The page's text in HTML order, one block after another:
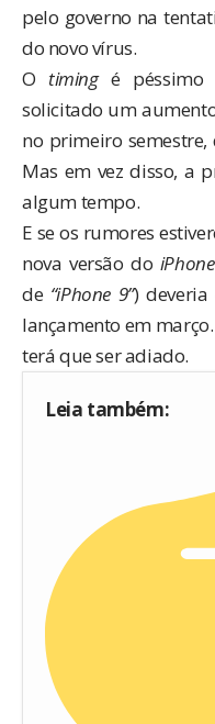
pelo governo na
do novo vírus.
O timingé péssimo
solicitado um
no primeiro
Mas em vez disso, a
algum tempo.
E seos rumores
nova versão do
de “iPhone 9”)
lançamento em
terá que ser adiado.
Leia também: